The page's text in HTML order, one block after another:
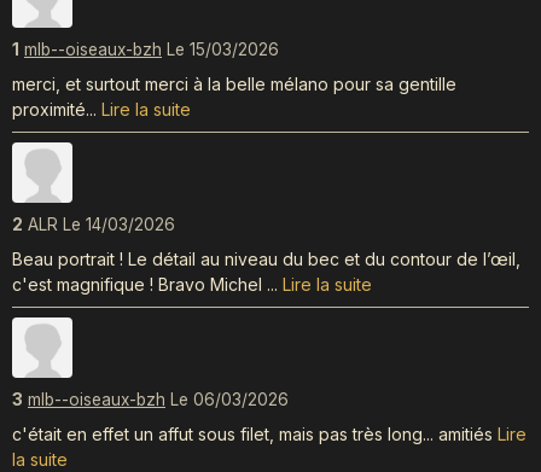
1 mlb--oiseaux-bzh Le 15/03/2026
merci, et surtout merci à la belle mélano pour sa gentille
proximité... Lire la suite
2 ALR Le 14/03/2026
Beau portrait ! Le détail au niveau du bec et du contour de l’œil,
c'est magnifique ! Bravo Michel ... Lire la suite
3 mlb--oiseaux-bzh Le 06/03/2026
c'était en effet un affut sous filet, mais pas très long... amitiés Lire
la suite